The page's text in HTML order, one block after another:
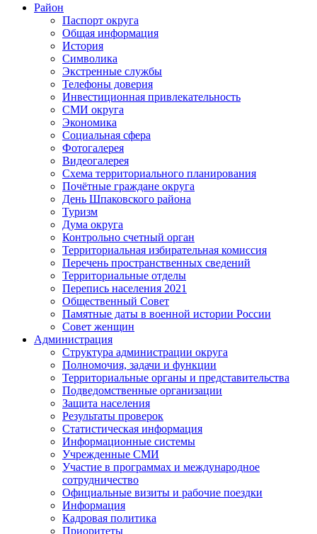
Район
Паспорт округа
Общая информация
История
Символика
Экстренные службы
Телефоны доверия
Инвестиционная привлекательность
СМИ округа
Экономика
Социальная сфера
Фотогалерея
Видеогалерея
Схема территориального планирования
Почётные граждане округа
День Шпаковского района
Туризм
Дума округа
Контрольно счетный орган
Территориальная избирательная комиссия
Перечень пространственных сведений
Территориальные отделы
Перепись населения 2021
Общественный Совет
Памятные даты в военной истории России
Совет женщин
Администрация
Структура администрации округа
Полномочия, задачи и функции
Территориальные органы и представительства
Подведомственные организации
Защита населения
Результаты проверок
Статистическая информация
Информационные системы
Учрежденные СМИ
Участие в программах и международное
сотрудничество
Официальные визиты и рабочие поездки
Информация
Кадровая политика
Приоритеты